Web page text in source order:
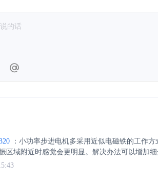
：小功率步进电机多采用近似电磁铁的工作
区域附近时感觉会更明显。解决办法可以增加